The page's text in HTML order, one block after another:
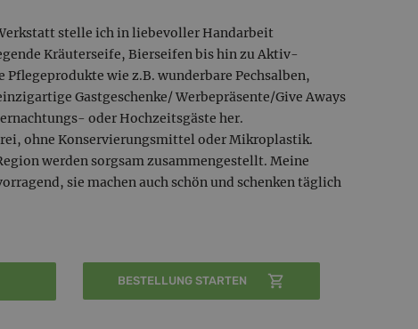
stelle ich in liebevoller Handarbeit
Kräuterseife, Bierseifen bis hin zu Aktiv-
wie z.B. wunderbare Pechsalben,
Gastgeschenke/ Werbepräsente/Give Aways
oder Hochzeitsgäste her.
ohne Konservierungsmittel oder Mikroplastik.
werden sorgsam zusammengestellt. Meine
sie machen auch schön und schenken täglich
BESTELLUNG STARTEN